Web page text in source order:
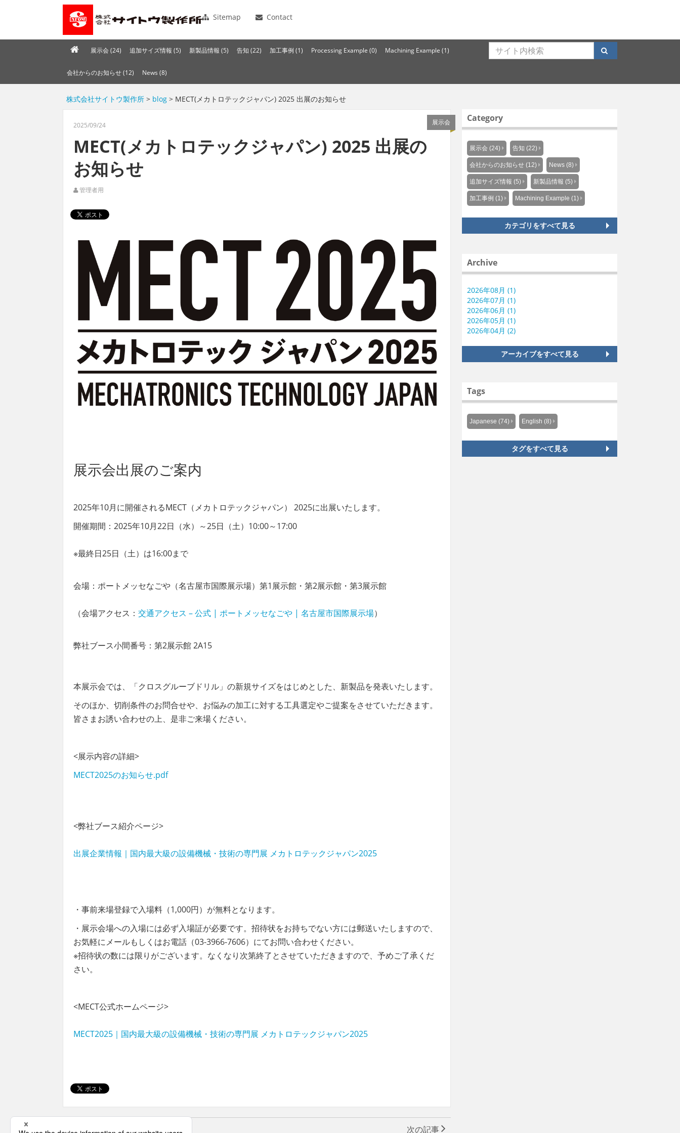
Sitemap Contact
展示会 (24) 追加サイズ情報 (5) 新製品情報 (5) 告知 (22) 加工事例 (1) Processing Example (0) Machining Example (1)
会社からのお知らせ (12) News (8)
株式会社サイトウ製作所 > blog > MECT(メカトロテックジャパン) 2025 出展のお知らせ
展示会
2025/09/24
MECT(メカトロテックジャパン) 2025 出展の
お知らせ
管理者用
展示会出展のご案内
2025年10月に開催されるMECT（メカトロテックジャパン） 2025に出展いたします。
開催期間：2025年10月22日（水）～25日（土）10:00～17:00
※最終日25日（土）は16:00まで
会場：ポートメッセなごや（名古屋市国際展示場） 第1展示館・第2展示館・第3展示館
（会場アクセス： 交通アクセス – 公式 | ポートメッセなごや | 名古屋市国際展示場）
弊社ブース小間番号：第2展示館2A15
本展示会では、「クロスグルーブドリル」の新規サイズをはじめとした、新製品を発表いたします。
そのほか、切削条件のお問合せや、お悩みの加工に対する工具選定やご提案をさせていただきます。
皆さまお誘い合わせの上、是非ご来場ください。
<展示内容の詳細>
MECT2025のお知らせ.pdf
<弊社ブース紹介ページ>
出展企業情報｜国内最大級の設備機械・技術の専門展 メカトロテックジャパン2025
・事前来場登録で入場料（1,000円）が無料となります。
・展示会場への入場には必ず入場証が必要です。招待状をお持ちでない方には郵送いたしますので、
お気軽にメールもしくはお電話（03-3966-7606）にてお問い合わせください。
※招待状の数には限りがございます。なくなり次第終了とさせていただきますので、予めご了承くだ
さい。
<MECT公式ホームページ>
MECT2025｜国内最大級の設備機械・技術の専門展 メカトロテックジャパン2025
前の記事 次の記事
Category
展示会 (24) 告知 (22)
会社からのお知らせ (12) News (8)
追加サイズ情報 (5) 新製品情報 (5)
加工事例 (1) Machining Example (1)
カテゴリをすべて見る
Archive
2026年08月 (1)
2026年07月 (1)
2026年06月 (1)
2026年05月 (1)
2026年04月 (2)
アーカイブをすべて見る
Tags
Japanese (74) English (8)
タグをすべて見る